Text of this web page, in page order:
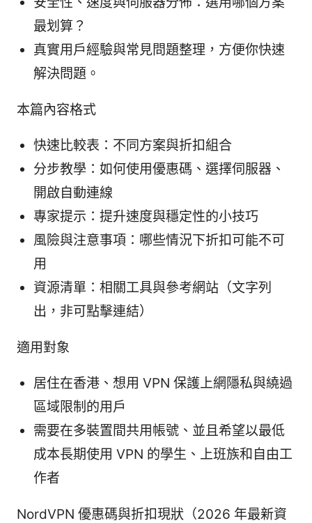
最划算？
真實用戶經驗與常見問題整理，方便你快速
解決問題。
本篇內容格式
快速比較表：不同方案與折扣組合
分步教學：如何使用優惠碼、選擇伺服器、
開啟自動連線
專家提示：提升速度與穩定性的小技巧
風險與注意事項：哪些情況下折扣可能不可
用
資源清單：相關工具與參考網站（文字列
出，非可點擊連結）
適用對象
居住在香港、想用 VPN 保護上網隱私與繞過
區域限制的用戶
需要在多裝置間共用帳號、並且希望以最低
成本長期使用 VPN 的學生、上班族和自由工
作者
NordVPN 優惠碼與折扣現狀（2026 年最新資